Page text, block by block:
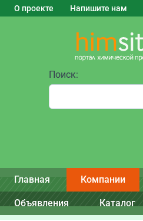
О проекте Напишите нам
Поиск:
Главная Компании
Объявления Каталог